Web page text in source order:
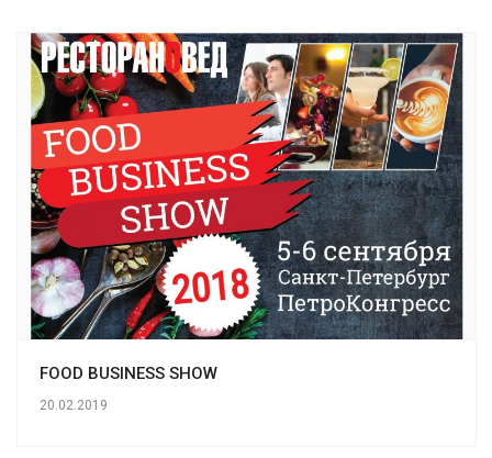
FOOD BUSINESS SHOW
20.02.2019